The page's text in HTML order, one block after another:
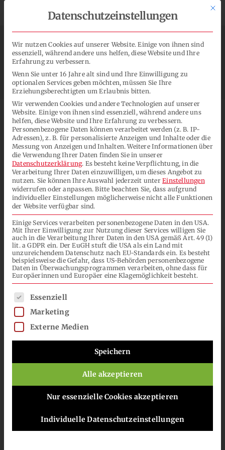
springen
Spendenprojekte für Soziales & Umwelt
Lacksysteme
Anwendungen
Unternehmen
Kontakt
SUCHE
NACH:
DE
Karriere
No Results!
Unsere Standorte
Hier finden Sie eine Übersicht zu
unseren Standorten. Die globale
Präsenz ermöglicht es uns die
Mit
Datenschutzeinstellungen
Wir nutzen Cookies auf unserer Website. Einige von ihnen sind
essenziell, während andere uns helfen, diese Website und Ihre
Erfahrung zu verbessern.
Wenn Sie unter 16 Jahre alt sind und Ihre Einwilligung zu
optionalen Services geben möchten, müssen Sie Ihre
Erziehungsberechtigten um Erlaubnis bitten.
Wir verwenden Cookies und andere Technologien auf unserer
Website. Einige von ihnen sind essenziell, während andere uns
helfen, diese Website und Ihre Erfahrung zu verbessern.
Personenbezogene Daten können verarbeitet werden (z. B. IP-
Adressen), z. B. für personalisierte Anzeigen und Inhalte oder die
Messung von Anzeigen und Inhalten. Weitere Informationen über
die Verwendung Ihrer Daten finden Sie in unserer
Datenschutzerklärung. Es besteht keine Verpflichtung, in die
Verarbeitung Ihrer Daten einzuwilligen, um dieses Angebot zu
nutzen. Sie können Ihre Auswahl jederzeit unterEinstellungen
widerrufen oder anpassen. Bitte beachten Sie, dass aufgrund
individueller Einstellungen möglicherweise nicht alle Funktionen
der Website verfügbar sind.
Einige Services verarbeiten personenbezogene Daten in den USA.
Mit Ihrer Einwilligung zur Nutzung dieser Services willigen Sie
auch in die Verarbeitung Ihrer Daten in den USA gemäß Art. 49 (1)
lit. a GDPR ein. Der EuGH stuft die USA als ein Land mit
unzureichendem Datenschutz nach EU-Standards ein. Es besteht
beispielsweise die Gefahr, dass US-Behörden personenbezogene
Daten in Überwachungsprogrammen verarbeiten, ohne dass für
Europäerinnen und Europäer eine Klagemöglichkeit besteht.
Es folgt eine Liste der Service-Gruppen, für die eine
Essenziell
Marketing
Externe Medien
Speichern
Alle akzeptieren
Nur essenzielle Cookies akzeptieren
Individuelle Datenschutzeinstellungen